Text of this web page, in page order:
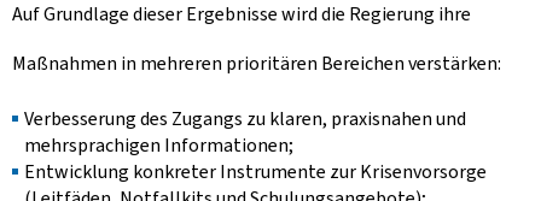
Auf Grundlage dieser Ergebnisse wird die Regierung ihre
Maßnahmen in mehreren prioritären Bereichen verstärken:
Verbesserung des Zugangs zu klaren, praxisnahen und
mehrsprachigen Informationen;
Entwicklung konkreter Instrumente zur Krisenvorsorge